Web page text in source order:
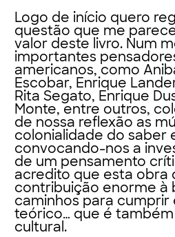
Logo de início quero
questão que me
valor deste livro. Num
importantes
americanos, como
Escobar, Enrique
Rita Segato, Enrique
Monte, entre outros,
de nossa reflexão as
colonialidade do saber
convocando-nos a
de um pensamento
acredito que esta obra
contribuição enorme à
caminhos para cumprir
teórico… que é
cultural.